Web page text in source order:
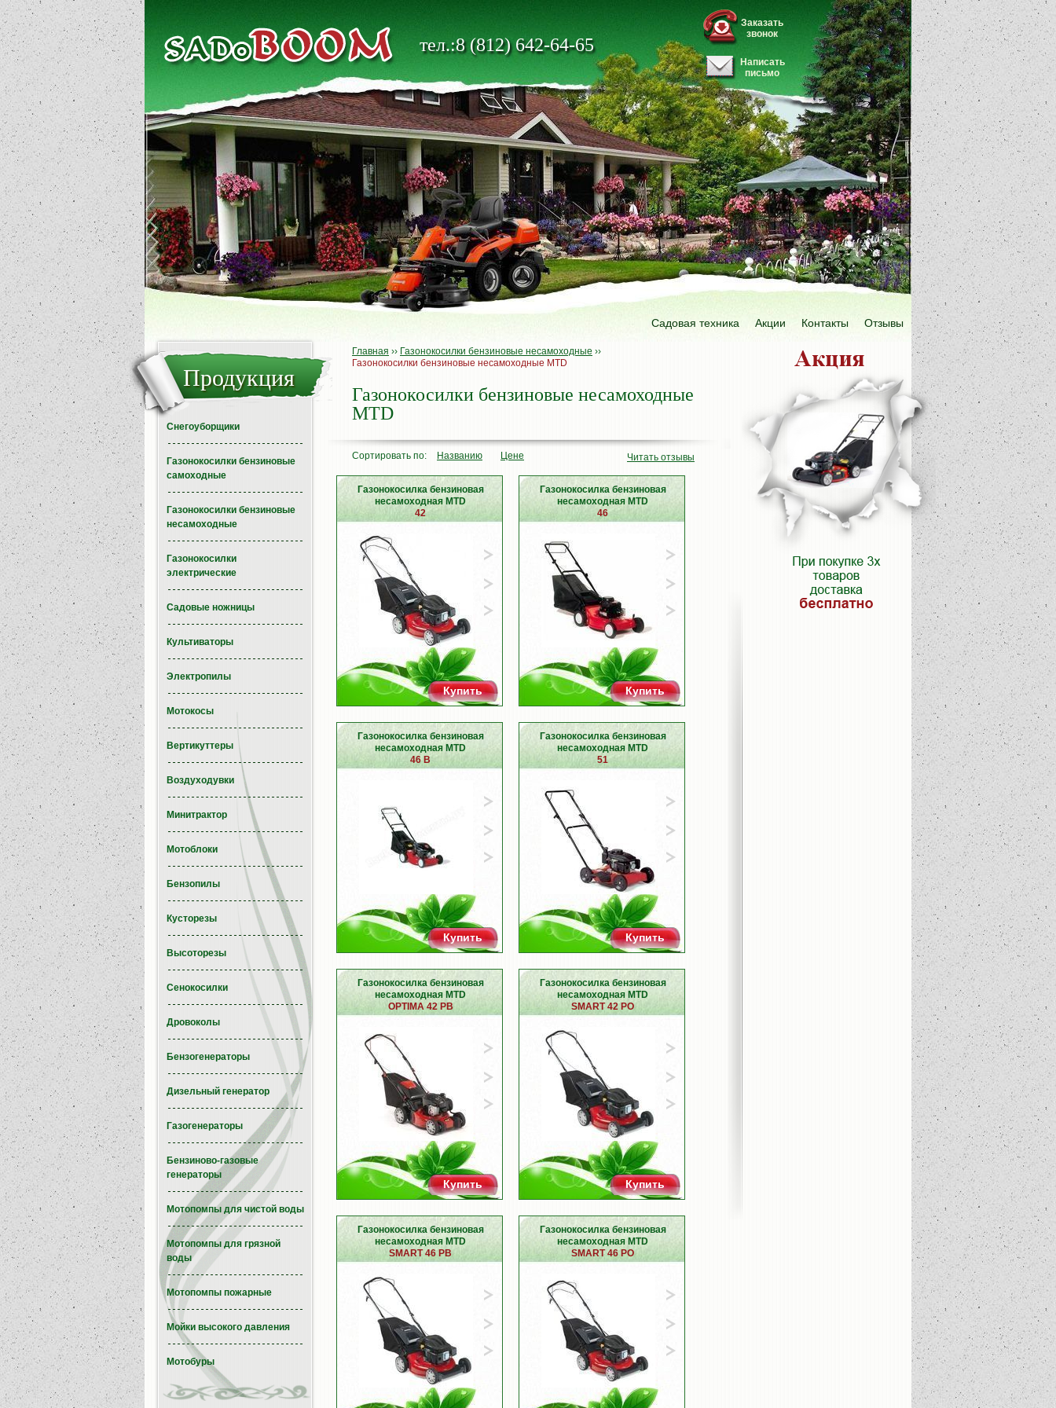
тел.:8 (812) 642-64-65
Заказать
звонок
Написать
письмо
Садовая техника Акции Контакты Отзывы
Главная ›› Газонокосилки бензиновые несамоходные ››
Газонокосилки бензиновые несамоходные MTD
Газонокосилки бензиновые несамоходные
MTD
Сортировать по: Названию Цене Читать отзывы
Газонокосилка бензиновая
несамоходная MTD
42
Купить
Газонокосилка бензиновая
несамоходная MTD
46
Купить
Газонокосилка бензиновая
несамоходная MTD
46 B
Купить
Газонокосилка бензиновая
несамоходная MTD
51
Купить
Газонокосилка бензиновая
несамоходная MTD
OPTIMA 42 PB
Купить
Газонокосилка бензиновая
несамоходная MTD
SMART 42 PO
Купить
Газонокосилка бензиновая
несамоходная MTD
SMART 46 PB
Газонокосилка бензиновая
несамоходная MTD
SMART 46 PO
Продукция
Снегоуборщики
Газонокосилки бензиновые
самоходные
Газонокосилки бензиновые
несамоходные
Газонокосилки
электрические
Садовые ножницы
Культиваторы
Электропилы
Мотокосы
Вертикуттеры
Воздуходувки
Минитрактор
Мотоблоки
Бензопилы
Кусторезы
Высоторезы
Сенокосилки
Дровоколы
Бензогенераторы
Дизельный генератор
Газогенераторы
Бензиново-газовые
генераторы
Мотопомпы для чистой воды
Мотопомпы для грязной
воды
Мотопомпы пожарные
Мойки высокого давления
Мотобуры